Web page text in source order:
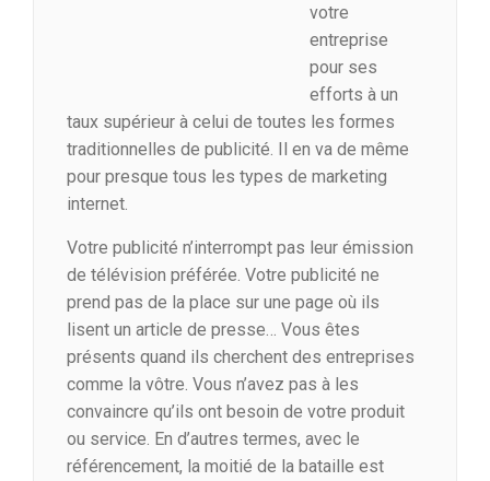
votre
entreprise
pour ses
efforts à un
taux supérieur à celui de toutes les formes
traditionnelles de publicité. Il en va de même
pour presque tous les types de marketing
internet.
Votre publicité n’interrompt pas leur émission
de télévision préférée. Votre publicité ne
prend pas de la place sur une page où ils
lisent un article de presse… Vous êtes
présents quand ils cherchent des entreprises
comme la vôtre. Vous n’avez pas à les
convaincre qu’ils ont besoin de votre produit
ou service. En d’autres termes, avec le
référencement, la moitié de la bataille est